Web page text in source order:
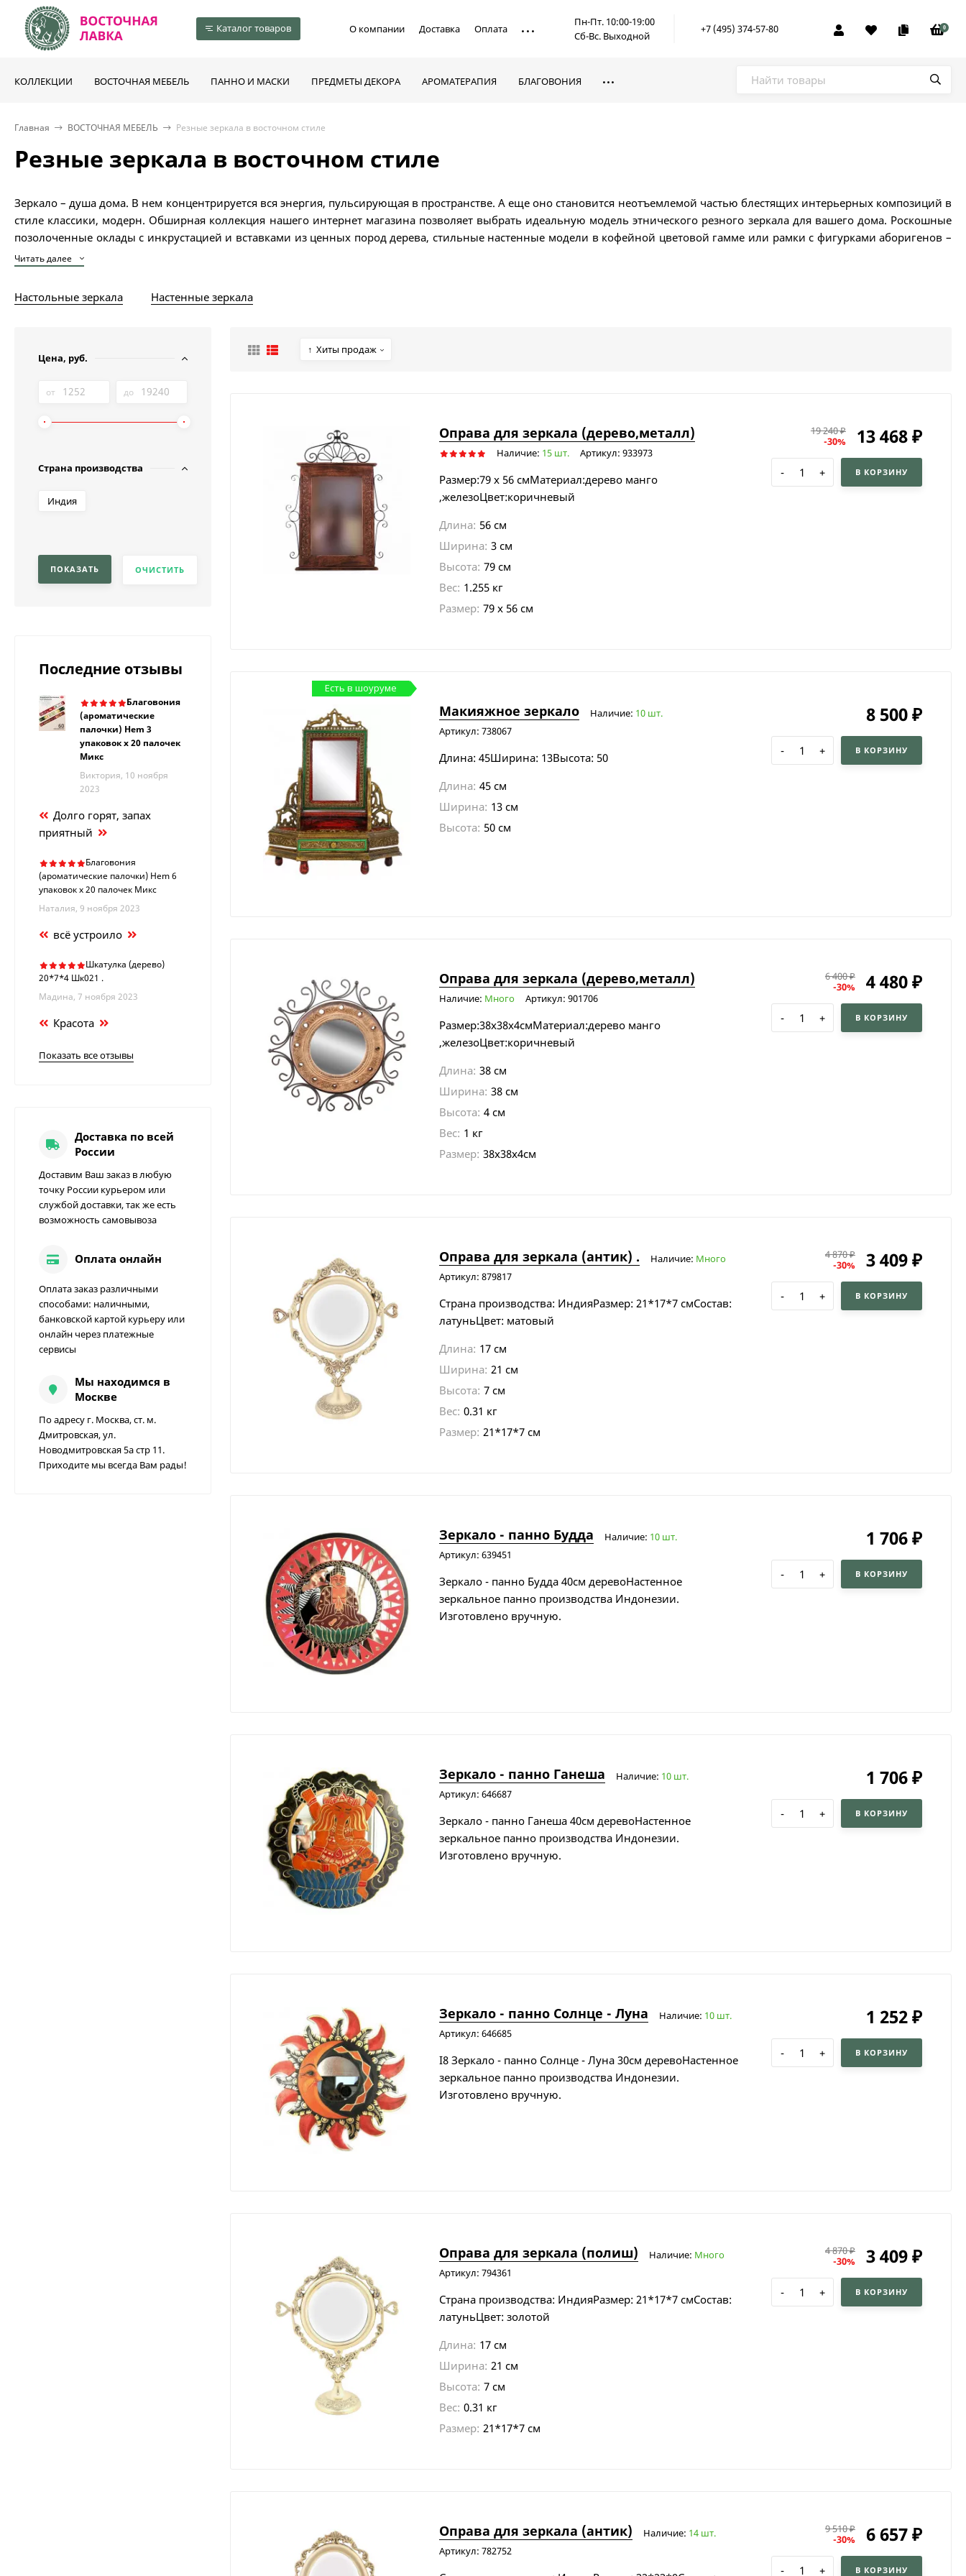
Каталог товаров О компании Доставка Оплата
Пн-Пт. 10:00-19:00
Сб-Вс. Выходной
+7 (495) 374-57-80 0
КОЛЛЕКЦИИ ВОСТОЧНАЯ МЕБЕЛЬ ПАННО И МАСКИ ПРЕДМЕТЫ ДЕКОРА АРОМАТЕРАПИЯ БЛАГОВОНИЯ
Главная ВОСТОЧНАЯ МЕБЕЛЬ Резные зеркала в восточном стиле
Резные зеркала в восточном стиле
Зеркало – душа дома. В нем концентрируется вся энергия, пульсирующая в пространстве. А еще оно становится неотъемлемой частью блестящих интерьерных композиций в
стиле классики, модерн. Обширная коллекция нашего интернет магазина позволяет выбрать идеальную модель этнического резного зеркала для вашего дома. Роскошные
позолоченные оклады с инкрустацией и вставками из ценных пород дерева, стильные настенные модели в кофейной цветовой гамме или рамки с фигурками аборигенов –
решать вам! Мы ГАРАНТИРУЕМ блестящее качество исполнения изделий!
Зеркало в восточном стиле, облагороженное изысканными оправами, долгие годы будет радовать Вас, и создавать атмосферу тепла и уюта в помещении! Вы можете легко
Читать далее
Настольные зеркала Настенные зеркала
Хиты продаж
Оправа для зеркала (дерево,металл)
Наличие: 15 шт. Артикул: 933973
Размер:79 х 56 смМатериал:дерево манго
,железоЦвет:коричневый
Длина: 56 см
Ширина: 3 см
Высота: 79 см
Вес: 1.255 кг
Размер: 79 х 56 см
19 240₽
-30% 13 468 ₽
- + В КОРЗИНУ
Есть в шоуруме
Макияжное зеркало Наличие: 10 шт.
Артикул: 738067
Длина: 45Ширина: 13Высота: 50
Длина: 45 см
Ширина: 13 см
Высота: 50 см
8 500 ₽
- + В КОРЗИНУ
Оправа для зеркала (дерево,металл)
Наличие: Много Артикул: 901706
Размер:38х38х4смМатериал:дерево манго
,железоЦвет:коричневый
Длина: 38 см
Ширина: 38 см
Высота: 4 см
Вес: 1 кг
Размер: 38х38х4см
6 400₽
-30% 4 480 ₽
- + В КОРЗИНУ
Оправа для зеркала (антик) . Наличие: Много
Артикул: 879817
Страна производства: ИндияРазмер: 21*17*7 смСостав:
латуньЦвет: матовый
Длина: 17 см
Ширина: 21 см
Высота: 7 см
Вес: 0.31 кг
Размер: 21*17*7 см
4 870₽
-30% 3 409 ₽
- + В КОРЗИНУ
Зеркало - панно Будда Наличие: 10 шт.
Артикул: 639451
Зеркало - панно Будда 40см деревоНастенное
зеркальное панно производства Индонезии.
Изготовлено вручную.
1 706 ₽
- + В КОРЗИНУ
Зеркало - панно Ганеша Наличие: 10 шт.
Артикул: 646687
Зеркало - панно Ганеша 40см деревоНастенное
зеркальное панно производства Индонезии.
Изготовлено вручную.
1 706 ₽
- + В КОРЗИНУ
Зеркало - панно Солнце - Луна Наличие: 10 шт.
Артикул: 646685
I8 Зеркало - панно Солнце - Луна 30см деревоНастенное
зеркальное панно производства Индонезии.
Изготовлено вручную.
1 252 ₽
- + В КОРЗИНУ
Оправа для зеркала (полиш) Наличие: Много
Артикул: 794361
Страна производства: ИндияРазмер: 21*17*7 смСостав:
латуньЦвет: золотой
Длина: 17 см
Ширина: 21 см
Высота: 7 см
Вес: 0.31 кг
Размер: 21*17*7 см
4 870₽
-30% 3 409 ₽
- + В КОРЗИНУ
Оправа для зеркала (антик) Наличие: 14 шт.
Артикул: 782752
9 510₽
-30% 6 657 ₽
- + В КОРЗИНУ
Цена, руб.
от до
Страна производства
Индия
ПОКАЗАТЬ ОЧИСТИТЬ
Последние отзывы
Благовония
(ароматические
палочки) Hem 3
упаковок х 20 палочек
Микс
Виктория, 10 ноября
2023
Долго горят, запах
приятный
Благовония
(ароматические палочки) Hem 6
упаковок х 20 палочек Микс
Наталия, 9 ноября 2023
всё устроило
Шкатулка (дерево)
20*7*4 Шк021 .
Мадина, 7 ноября 2023
Красота
Показать все отзывы
Доставка по всей
России
Доставим Ваш заказ в любую
точку России курьером или
службой доставки, так же есть
возможность самовывоза
Оплата онлайн
Оплата заказ различными
способами: наличными,
банковской картой курьеру или
онлайн через платежные
сервисы
Мы находимся в
Москве
По адресу г. Москва, ст. м.
Дмитровская, ул.
Новодмитровская 5а стр 11.
Приходите мы всегда Вам рады!